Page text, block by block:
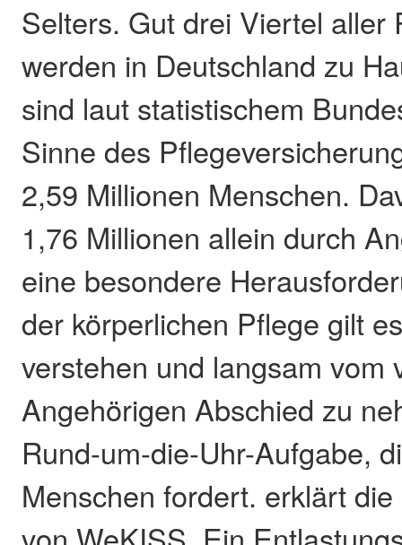
Selters. Gut drei Viertel aller
werden in Deutschland zu
sind laut statistischem
Sinne des
2,59 Millionen Menschen.
1,76 Millionen allein durch
eine besondere
der körperlichen Pflege gilt
verstehen und langsam vom
Angehörigen Abschied zu
Rund-um-die-Uhr-Aufgabe,
Menschen fordert. erklärt